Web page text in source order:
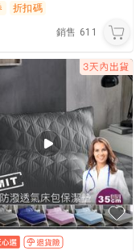
折扣碼
銷售 611